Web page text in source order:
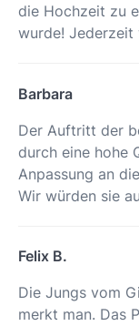
die Hochzeit zu
wurde! Jederzeit
Barbara
Der Auftritt der
durch eine hohe
Anpassung an
Wir würden sie
Felix B.
Die Jungs vom
merkt man. Das